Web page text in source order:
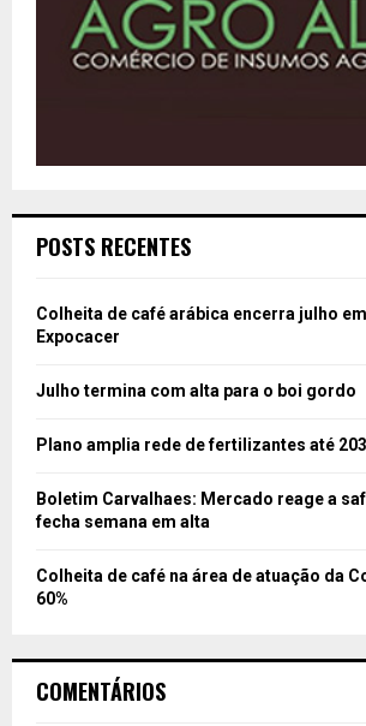
POSTS RECENTES
Colheita de café arábica encerra julho
Expocacer
Julho termina com alta para o boi gordo
Plano amplia rede de fertilizantes até
Boletim Carvalhaes: Mercado reage a
fecha semana em alta
Colheita de café na área de atuação da
60%
COMENTÁRIOS